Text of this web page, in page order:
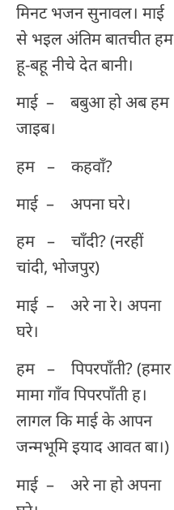
मिनट भजन सुनावल। माई
से भइल अंतिम बातचीत हम
हू-बहू नीचे देत बानी।
माई – बबुआ हो अब हम
जाइब।
हम – कहवाँ?
माई – अपना घरे।
हम – चाँदी? (नरहीं
चांदी, भोजपुर)
माई – अरे ना रे। अपना
घरे।
हम – पिपरपाँती? (हमार
मामा गाँव पिपरपाँती ह।
लागल कि माई के आपन
जन्मभूमि इयाद आवत बा।)
माई – अरे ना हो अपना